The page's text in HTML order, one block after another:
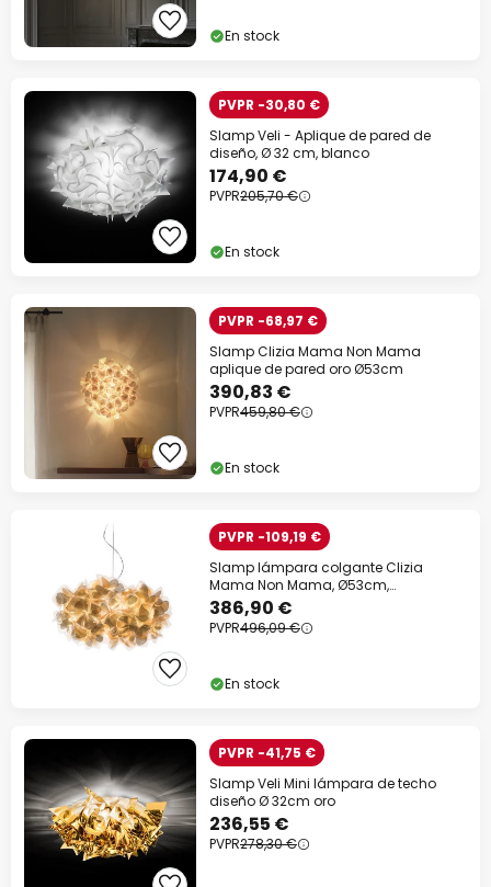
En stock
PVPR -30,80 €
Slamp Veli - Aplique de pared de
diseño, Ø 32 cm, blanco
174,90 €
PVPR205,70 €
En stock
PVPR -68,97 €
Slamp Clizia Mama Non Mama
aplique de pared oro Ø53cm
390,83 €
PVPR459,80 €
En stock
PVPR -109,19 €
Slamp lámpara colgante Clizia
Mama Non Mama, Ø53cm,
dorado/claro
386,90 €
PVPR496,09 €
En stock
PVPR -41,75 €
Slamp Veli Mini lámpara de techo
diseño Ø 32cm oro
236,55 €
PVPR278,30 €